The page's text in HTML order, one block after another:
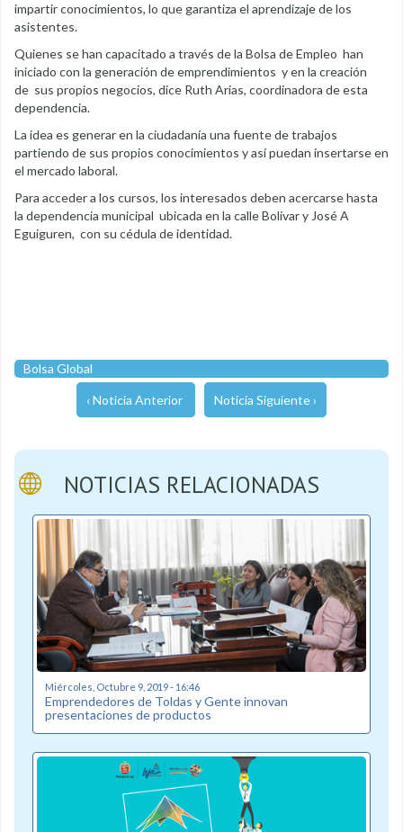
impartir conocimientos, lo que garantiza el aprendizaje de los
asistentes.
Quienes se han capacitado a través de la Bolsa de Empleo han
iniciado con la generación de emprendimientos y en la creación
de sus propios negocios, dice Ruth Arias, coordinadora de esta
dependencia.
La idea es generar en la ciudadanía una fuente de trabajos
partiendo de sus propios conocimientos y así puedan insertarse en
el mercado laboral.
Para acceder a los cursos, los interesados deben acercarse hasta
la dependencia municipal ubicada en la calle Bolívar y José A
Eguiguren, con su cédula de identidad.
Bolsa Global
‹ Noticia Anterior Noticia Siguiente ›
NOTICIAS RELACIONADAS
Miércoles, Octubre 9, 2019 - 16:46
Emprendedores de Toldas y Gente innovan
presentaciones de productos